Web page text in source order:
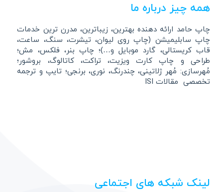
همه چیز درباره ما
چاپ حامد ارائه دهنده بهترین، زیباترین، مدرن ترین خدمات
چاپ سابلیمیشن (چاپ روی لیوان، تیشرت، سنگ، ساعت،
قاب کریستالی، گارد موبایل و…)؛ چاپ بنر، فلکس، مش؛
طراحی و چاپ کارت ویزیت، تراکت، کاتالوگ، بروشور؛
مُهرسازی: مُهر ژلاتینی، چندرنگ، نوری، برنجی؛ تایپ و ترجمه
تخصصی مقالات ISI
لینک شبکه های اجتماعی